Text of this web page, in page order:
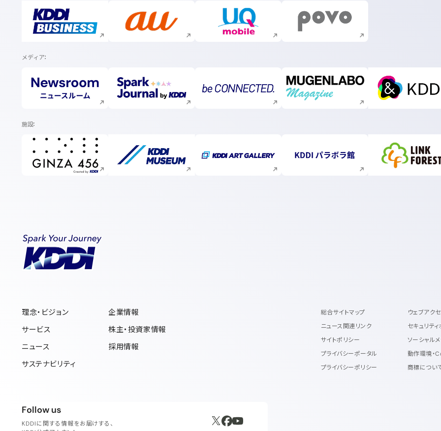
新規ウィンドウで開く 新規ウィンドウで開く 新規ウィンドウで開く 新規ウィンドウで開く
メディア
新規ウィンドウで開く 新規ウィンドウで開く 新規ウィンドウで開く 新規ウィンドウで開く 新規ウィ
施設
新規ウィンドウで開く 新規ウィンドウで開く 新規ウィンドウで開く 新規ウィンドウで開く 新規ウィ
理念・ビジョン
サービス
ニュース
サステナビリティ
企業情報
株主・投資家情報
採用情報
総合サイトマップ
ニュース関連リンク
サイトポリシー
プライバシーポータル
プライバシーポリシー
ウェブアク
セキュリテ
ソーシャル
動作環境・
商標につい
Follow usフォローアス
KDDIに関する情報をお届けする、
新規ウィンドウで開く
新規ウィンドウで開く
新規ウィンドウで開く